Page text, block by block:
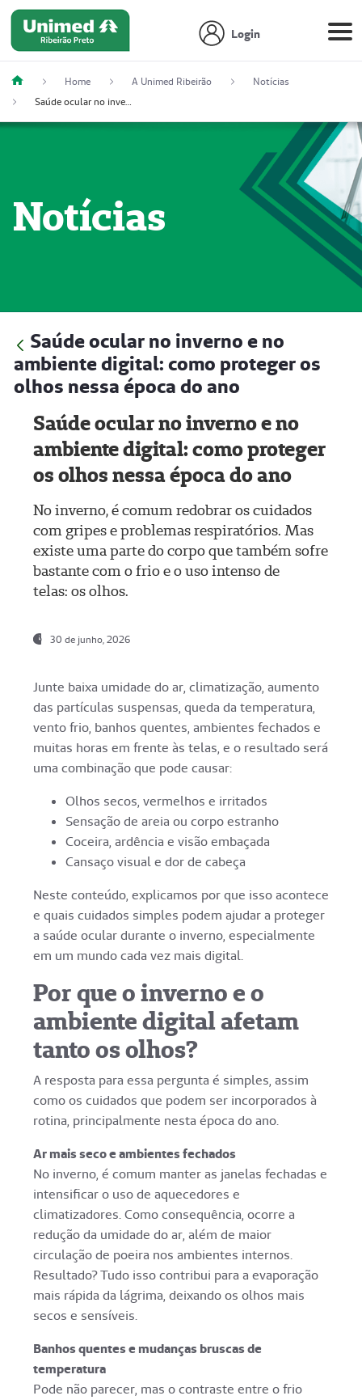
Login
Home A Unimed Ribeirão
Notícias
Saúde ocular no inverno e no ambiente digital: como proteger os olhos nessa época do ano
Notícias
Saúde ocular no inverno e no
ambiente digital: como proteger os
olhos nessa época do ano
Saúde ocular no inverno e no
ambiente digital: como proteger
os olhos nessa época do ano
No inverno, é comum redobrar os cuidados
com gripes e problemas respiratórios. Mas
existe uma parte do corpo que também sofre
bastante com o frio e o uso intenso de
telas: os olhos.
30 de junho, 2026
Junte baixa umidade do ar, climatização, aumento
das partículas suspensas, queda da temperatura,
vento frio, banhos quentes, ambientes fechados e
muitas horas em frente às telas, e o resultado será
uma combinação que pode causar:
Olhos secos, vermelhos e irritados
Sensação de areia ou corpo estranho
Coceira, ardência e visão embaçada
Cansaço visual e dor de cabeça
Neste conteúdo, explicamos por que isso acontece
e quais cuidados simples podem ajudar a proteger
a saúde ocular durante o inverno, especialmente
em um mundo cada vez mais digital.
Por que o inverno e o
ambiente digital afetam
tanto os olhos?
A resposta para essa pergunta é simples, assim
como os cuidados que podem ser incorporados à
rotina, principalmente nesta época do ano.
Ar mais seco e ambientes fechados
No inverno, é comum manter as janelas fechadas e
intensificar o uso de aquecedores e
climatizadores. Como consequência, ocorre a
redução da umidade do ar, além de maior
circulação de poeira nos ambientes internos.
Resultado? Tudo isso contribui para a evaporação
mais rápida da lágrima, deixando os olhos mais
secos e sensíveis.
Banhos quentes e mudanças bruscas de
temperatura
Pode não parecer, mas o contraste entre o frio